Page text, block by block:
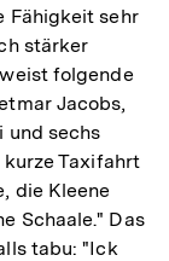
Fähigkeit sehr
stärker
folgende
Jacobs,
und sechs
Taxifahrt
die Kleene
Schaale." Das
tabu: "Ick